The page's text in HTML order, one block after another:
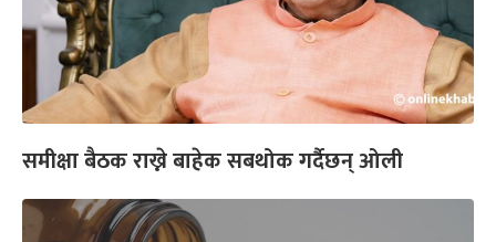
समीक्षा बैठक राख्ने बाहेक सबथोक गर्दैछन् ओली